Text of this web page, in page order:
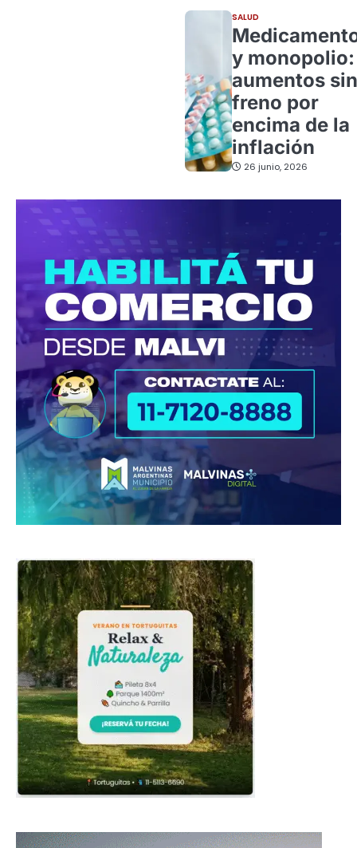
SALUD
y monopolio:
aumentos sin
freno por
encima de la
inflación
26 junio, 2026